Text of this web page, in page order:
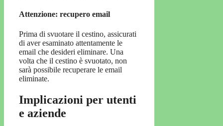
Attenzione: recupero email
Prima di svuotare il cestino, assicurati
di aver esaminato attentamente le
email che desideri eliminare. Una
volta che il cestino è svuotato, non
sarà possibile recuperare le email
eliminate.
Implicazioni per utenti
e aziende